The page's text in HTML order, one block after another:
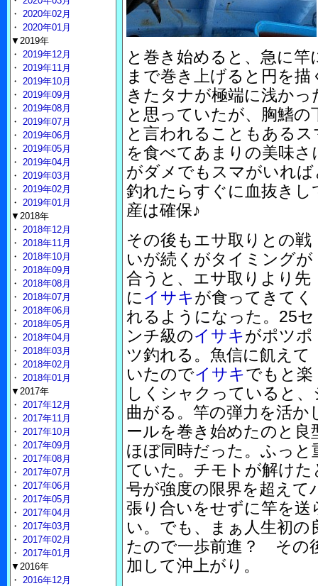
と巻き始めると、急に
まで巻き上げると円を
きたタナが極端に浅か
と思っていたが、胸鰭
と言われることもある
を食べてあまりの美味
がダメでもスマがいれ
釣れたらすぐに血抜き
産は確保♪
その後もエサ取りとの戦
いが続くがタイミングが
合うと、エサ取りより先
に イサキが食ってきてく
れるようになった。25セ
ンチ級のイサキがポツポ
ツ釣れる。魚信に飢えて
いたのでイサキでもと楽
しくシャクっていると
曲がる。竿の弾力を活
ールを巻き始めたのと
ほぼ同時だった。ふっ
ていた。チモトが解け
号が強度の限界を超え
張り合いをせずに竿を
い。でも、まぁ人生初
たので一歩前進？ その
加して沖上がり。
・ 2020年02月
・ 2020年01月
▼2019年
・ 2019年12月
・ 2019年11月
・ 2019年10月
・ 2019年09月
・ 2019年08月
・ 2019年07月
・ 2019年06月
・ 2019年05月
・ 2019年04月
・ 2019年03月
・ 2019年02月
・ 2019年01月
▼2018年
・ 2018年12月
・ 2018年11月
・ 2018年10月
・ 2018年09月
・ 2018年08月
・ 2018年07月
・ 2018年06月
・ 2018年05月
・ 2018年04月
・ 2018年03月
・ 2018年02月
・ 2018年01月
▼2017年
・ 2017年12月
・ 2017年11月
・ 2017年10月
・ 2017年09月
・ 2017年08月
・ 2017年07月
・ 2017年06月
・ 2017年05月
・ 2017年04月
・ 2017年03月
・ 2017年02月
・ 2017年01月
▼2016年
・ 2016年12月